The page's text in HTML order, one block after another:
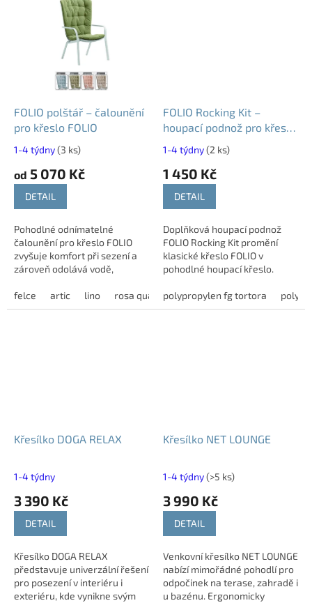
FOLIO polštář – čalounění
pro křeslo FOLIO
1-4 týdny(3 ks)
od 5 070 Kč
DETAIL
Pohodlné odnímatelné
čalounění pro křeslo FOLIO
zvyšuje komfort při sezení a
zároveň odolává vodě,
akrylová látka je vhodná pro
venkovní i vnitřní...
felce artic lino rosa quarzo
FOLIO Rocking Kit –
houpací podnož pro křeslo
1-4 týdny(2 ks)
1 450 Kč
DETAIL
Doplňková houpací podnož
FOLIO Rocking Kit promění
klasické křeslo FOLIO v
pohodlné houpací křeslo.
pro ještě větší komfort při
relaxaci doma i venku.
polypropylen fg tortora
Křesílko DOGA RELAX
1-4 týdny
3 390 Kč
DETAIL
Křesílko DOGA RELAX
představuje univerzální řešení
pro posezení v interiéru i
exteriéru, kde vynikne svým
Křesílko NET LOUNGE
1-4 týdny(>5 ks)
3 990 Kč
DETAIL
Venkovní křesílko NET LOUNGE
nabízí mimořádné pohodlí pro
odpočinek na terase, zahradě i
u bazénu. Ergonomicky